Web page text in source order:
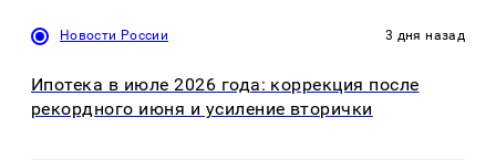
Новости России 3 дня назад
Ипотека в июле 2026 года: коррекция после
рекордного июня и усиление вторички